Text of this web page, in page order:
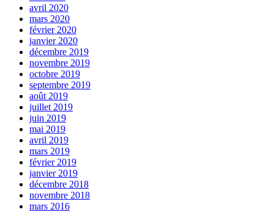
avril 2020
mars 2020
février 2020
janvier 2020
décembre 2019
novembre 2019
octobre 2019
septembre 2019
août 2019
juillet 2019
juin 2019
mai 2019
avril 2019
mars 2019
février 2019
janvier 2019
décembre 2018
novembre 2018
mars 2016